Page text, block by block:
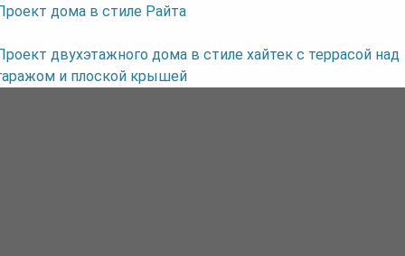
дома в стиле Райта
двухэтажного дома в стиле хайтек с террасой над
и плоской крышей